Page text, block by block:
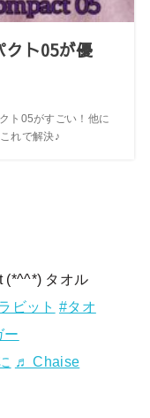
クト05が優
ト05がすごい！他に
れで解決♪
タオル
ビット #タオ
ー
♬ Chaise